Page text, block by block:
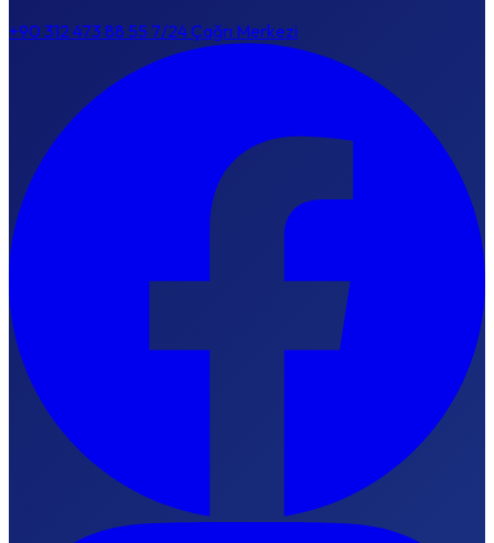
+90 312 473 88 55 7/24 Çağrı Merkezi